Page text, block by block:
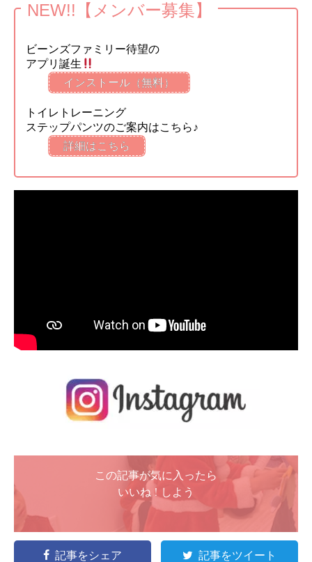
NEW!!【メンバー募集】
ビーンズファミリー待望の
アプリ誕生
インストール（無料）
トイレトレーニング
ステップパンツのご案内はこちら♪
詳細はこちら
この記事が気に入ったら
いいね ! しよう
記事をシェア 記事をツイート